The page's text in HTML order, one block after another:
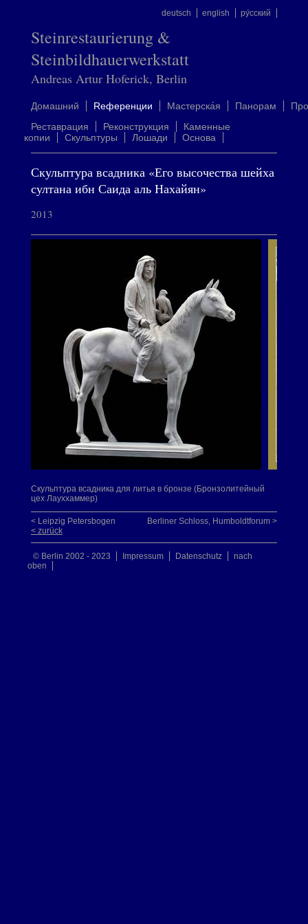
deutsch english ру́сский
Steinrestaurierung &
Steinbildhauerwerkstatt
Andreas Artur Hoferick, Berlin
Домашний Rеференции Mастерска́я Панорам
Реставрация
Реконструкция
Каменные
копии
Скульптуры Лошади Oснова
Скульптура всадника «Его высочества шейха
султана ибн Саида аль Нахайян»
2013
Скульптура всадника для литья в бронзе (Бронзолитейный
цех Лауххаммер)
Berliner Schloss, Humboldtforum >
< Leipzig Petersbogen
< zurück
© Berlin 2002 - 2023 Impressum Datenschutz
nach
oben